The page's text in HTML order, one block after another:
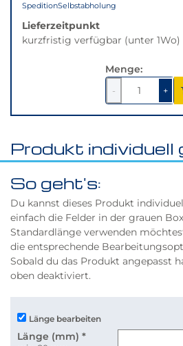
SpeditionSelbstabholung
Lieferzeitpunkt
kurzfristig verfügbar (unter 1Wo)
Menge:
-
1
verringern
+1um
1
Produkt individuell
So geht's:
Du kannst dieses Produkt
einfach die Felder in der grauen
Standardlänge verwenden
die entsprechende
Sobald du das Produkt angepasst
oben deaktiviert.
Länge bearbeiten
Länge (mm) *